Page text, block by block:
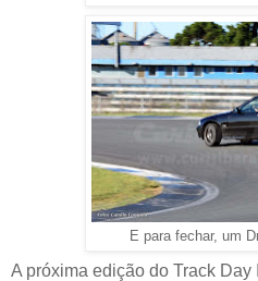
E para fechar, um
A próxima edição do Track